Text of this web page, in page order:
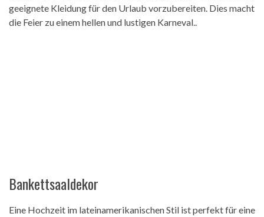
geeignete Kleidung für den Urlaub vorzubereiten. Dies macht
die Feier zu einem hellen und lustigen Karneval..
Bankettsaaldekor
Eine Hochzeit im lateinamerikanischen Stil ist perfekt für eine